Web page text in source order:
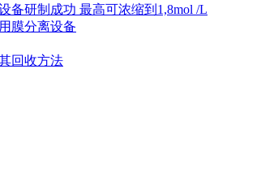
备研制成功 最高可浓缩到1,8mol /L
膜分离设备
回收方法